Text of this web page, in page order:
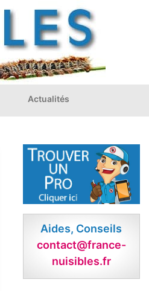
Actualités
Aides, Conseils
contact@france-
nuisibles.fr